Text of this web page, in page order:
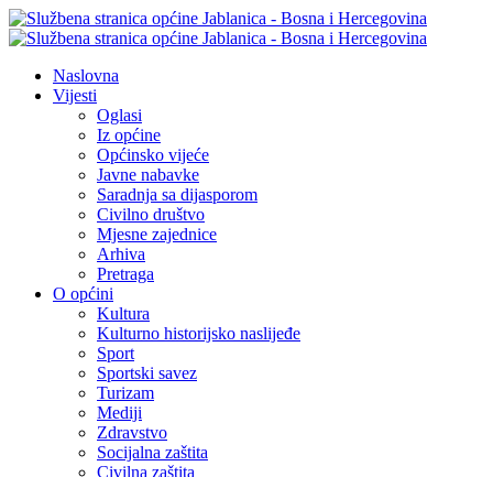
Naslovna
Vijesti
Oglasi
Iz općine
Općinsko vijeće
Javne nabavke
Saradnja sa dijasporom
Civilno društvo
Mjesne zajednice
Arhiva
Pretraga
O općini
Kultura
Kulturno historijsko naslijeđe
Sport
Sportski savez
Turizam
Mediji
Zdravstvo
Socijalna zaštita
Civilna zaštita